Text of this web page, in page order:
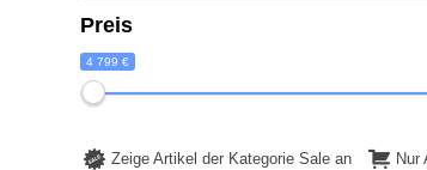
Preis
4 799 €
Zeige Artikel der Kategorie Sale an Nur